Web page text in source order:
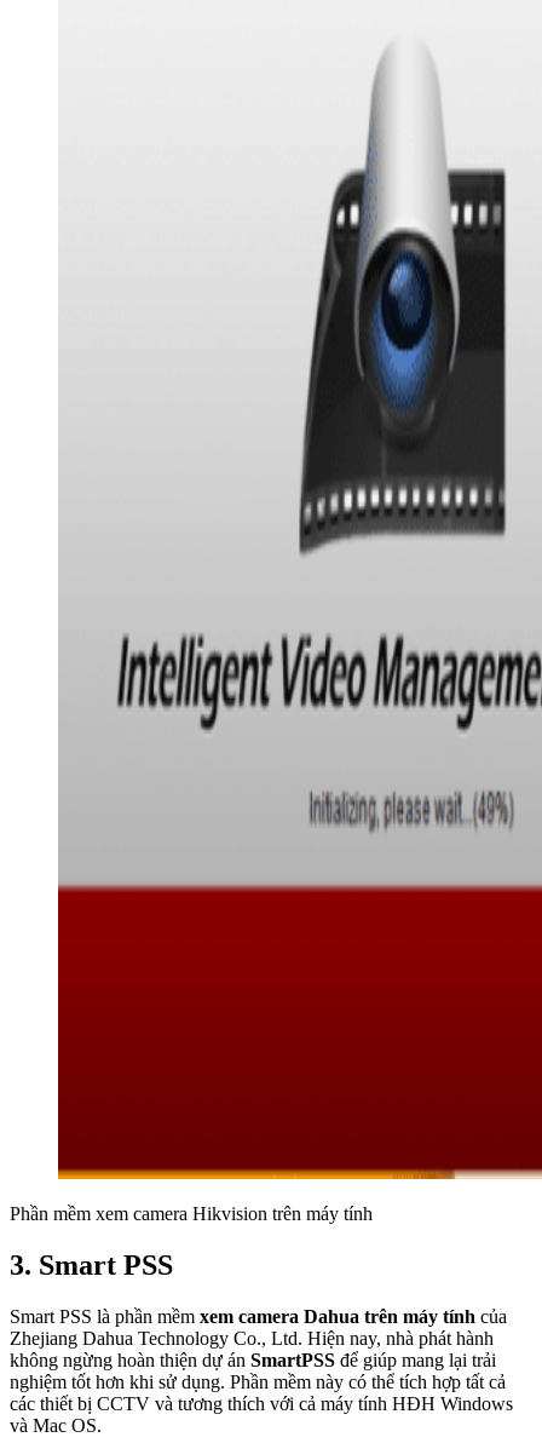
Phần mềm xem camera Hikvision trên máy tính
3. Smart PSS
Smart PSS là phần mềm xem camera Dahua trên máy tính của
Zhejiang Dahua Technology Co., Ltd. Hiện nay, nhà phát hành
không ngừng hoàn thiện dự án SmartPSS để giúp mang lại trải
nghiệm tốt hơn khi sử dụng. Phần mềm này có thể tích hợp tất cả
các thiết bị CCTV và tương thích với cả máy tính HĐH Windows
và Mac OS.